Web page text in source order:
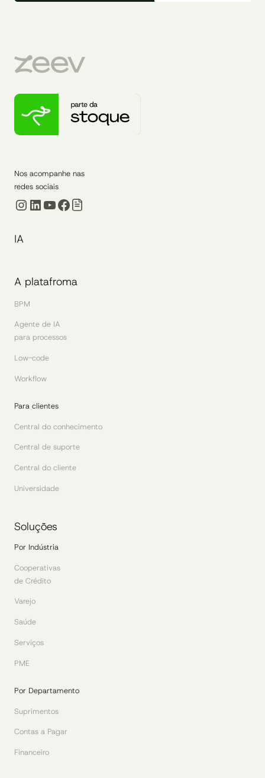
Nos acompanhe nas
redes sociais
Instagram
LinkedIn
Youtube
Facebook
IA
A platafroma
BPM
Agente de IA
para processos
Low-code
Workflow
Para clientes
Central do conhecimento
Central de suporte
Central do cliente
Universidade
Soluções
Por Indústria
Cooperativas
de Crédito
Varejo
Saúde
Serviços
PME
Por Departamento
Suprimentos
Contas a Pagar
Financeiro